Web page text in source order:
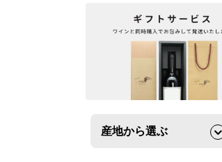
産地から選ぶ